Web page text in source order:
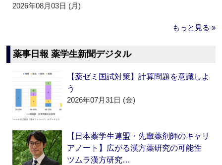
2026年08月03日 (月)
もっと見る »
薬事日報 薬学生新聞デジタル
【薬ゼミ国試対策】計算問題を意識しよ
う
2026年07月31日 (金)
【日本薬学生連盟・先輩薬剤師のキャリ
アノート】広がる漢方薬研究の可能性
ツムラ漢方研究…